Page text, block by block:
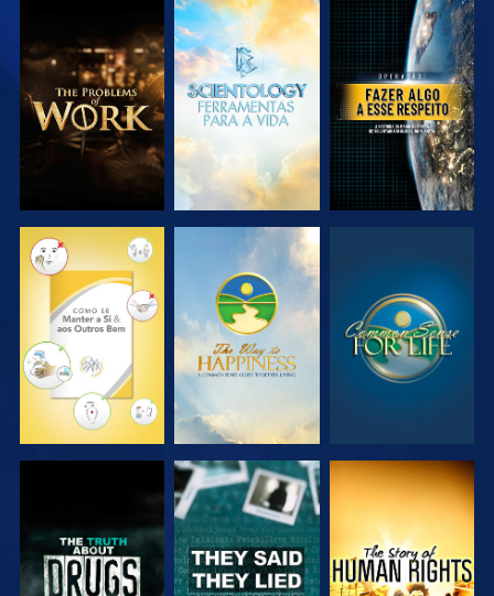
EXPLORAR A
SÉRIE
EXPLORAR A
SÉRIE
VER
VER VER VER
VER VER